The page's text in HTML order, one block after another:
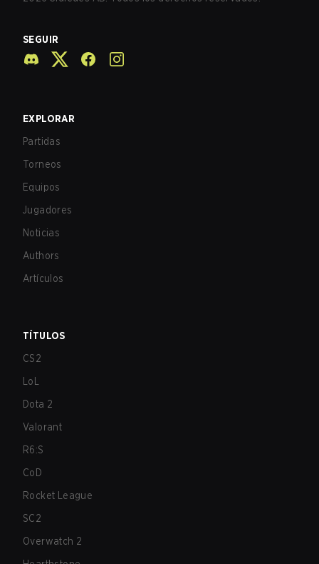
SEGUIR
EXPLORAR
Partidas
Torneos
Equipos
Jugadores
Noticias
Authors
Artículos
TÍTULOS
CS2
LoL
Dota 2
Valorant
R6:S
CoD
Rocket League
SC2
Overwatch 2